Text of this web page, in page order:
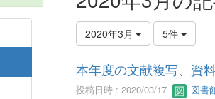
2020年3月 5件
本年度の文献複写、資
投稿日時 : 2020/03/17 図書